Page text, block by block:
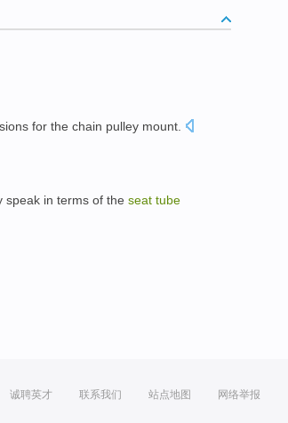
for the chain pulley mount
speak in terms of the seat tube
诚聘英才 联系我们 站点地图 网络举报